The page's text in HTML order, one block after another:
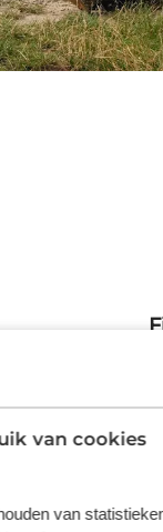
van cookies
van